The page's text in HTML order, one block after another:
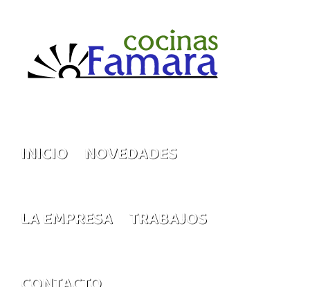
contenido
INICIO NOVEDADES
LA EMPRESA TRABAJOS